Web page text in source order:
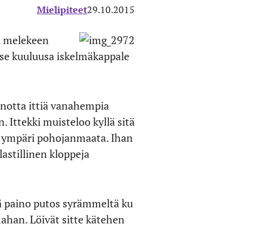
Mielipiteet29.10.2015
kuuluusa iskelmäkappale
ittiä vanahempia
Ittekki muisteloo kyllä sitä
pohojanmaata. Ihan
kloppeja
putos syrämmeltä ku
Löivät sitte kätehen